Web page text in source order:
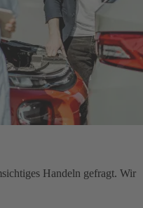
Handeln gefragt. Wir